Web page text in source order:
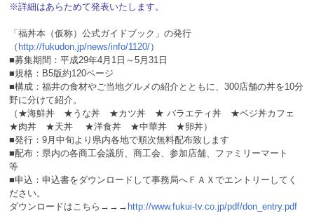
※詳細はあらためて発表いたします。
「福丼本（仮称）公式ガイドブック」の発行
（ http://fukudon.jp/news/info/1120/）
■募集期間：平成29年4月1日～5月31日
■規格：B5版約120ページ
■構成：福井の食材やご当地グルメの紹介とともに、300店舗の丼を10分
野に分けて紹介。
（★海鮮丼 ★うな丼 ★カツ丼 ★ バラエティ丼 ★ベジ丼カフェ
★肉丼 ★天丼 ★洋食丼 ★中華丼 ★卵丼）
■発行：9月中旬より県内各地で順次無料配布致します
■配布：県内の各商工会議所、商工会、参加店舗、ファミリーマート
等
■申込：申込書をダウンロードして事務局へＦＡＸでエントリーしてく
ださい。
ダウンロードはこちら→→→ http://www.fukui-tv.co.jp/pdf/don_entry.pdf